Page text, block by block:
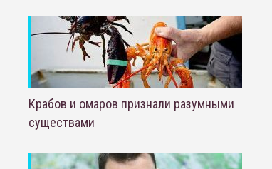
Крабов и омаров признали разумными
существами